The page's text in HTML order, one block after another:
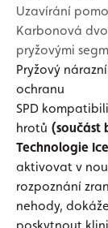
Uzavírání
Karbonová
pryžovými
Pryžový
ochranu
SPD
hrotů (součást
Technologie
aktivovat v
rozpoznání
nehody,